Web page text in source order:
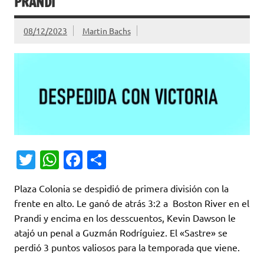
08/12/2023 Martin Bachs
T
it
te
r
W
at
s
A
Fa
e
b
o
m
p
ar
Plaza Colonia se despidió de primera división con la
frente en alto. Le ganó de atrás 3:2 a Boston River en el
Prandi y encima en los desscuentos, Kevin Dawson le
atajó un penal a Guzmán Rodríguiez. El «Sastre» se
perdió 3 puntos valiosos para la temporada que viene.